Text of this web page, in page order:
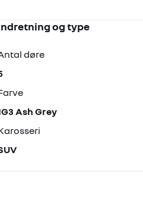
og type
døre
Ash Grey